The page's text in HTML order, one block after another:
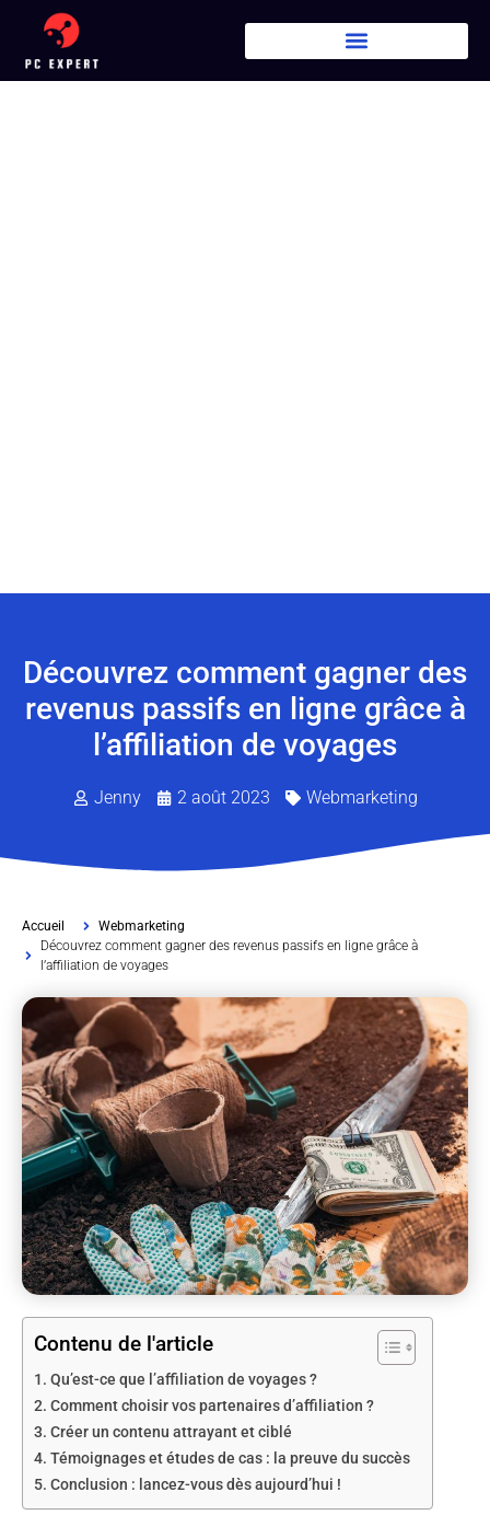
Découvrez comment gagner des
revenus passifs en ligne grâce à
l’affiliation de voyages
Jenny 2 août 2023 Webmarketing
Accueil
Webmarketing
Découvrez comment gagner des revenus passifs en ligne grâce à
l’affiliation de voyages
Contenu de l'article
Qu’est-ce que l’affiliation de voyages ?
Comment choisir vos partenaires d’affiliation ?
Créer un contenu attrayant et ciblé
Témoignages et études de cas : la preuve du succès
Conclusion : lancez-vous dès aujourd’hui !